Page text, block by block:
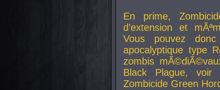
En prime,
d'extension et
Vous pouvez
apocalyptique type
zombis
Black Plague,
Zombicide Green